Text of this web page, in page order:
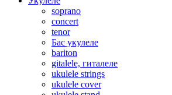
soprano
concert
tenor
Бас укулеле
bariton
gitalele, гиталеле
ukulele strings
ukulele cover